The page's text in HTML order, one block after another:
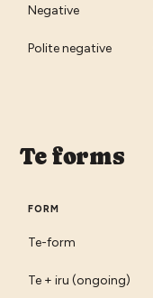
Negative
Polite negative
Te forms
FORM
Te-form
Te + iru (ongoing)